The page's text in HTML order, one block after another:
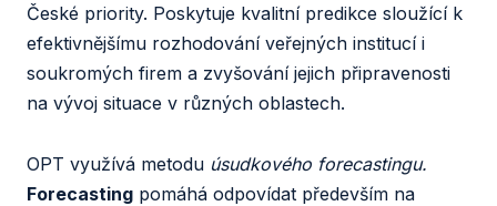
České priority. Poskytuje kvalitní predikce sloužící k
efektivnějšímu rozhodování veřejných institucí i
soukromých firem a zvyšování jejich připravenosti
na vývoj situace v různých oblastech.
OPT využívá metodu úsudkového forecastingu.
Forecasting pomáhá odpovídat především na